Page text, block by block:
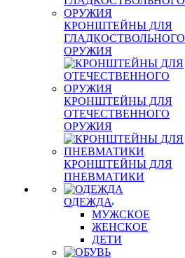
КРОНШТЕЙНЫ ДЛЯ
ГЛАДКОСТВОЛЬНОГО
ОРУЖИЯ
КРОНШТЕЙНЫ ДЛЯ
ОТЕЧЕСТВЕННОГО
ОРУЖИЯ
КРОНШТЕЙНЫ ДЛЯ
ПНЕВМАТИКИ
ОДЕЖДА
МУЖСКОЕ
ЖЕНСКОЕ
ДЕТИ